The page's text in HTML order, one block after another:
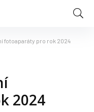
fotoaparáty pro rok 2024
2024